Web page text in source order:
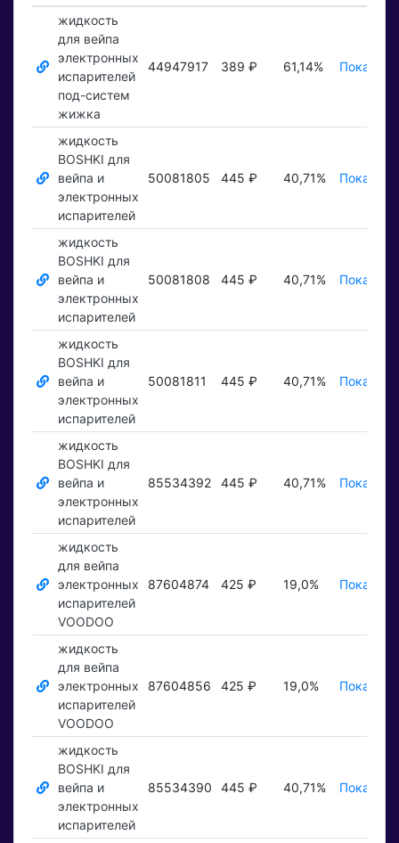
жидкость
для вейпа
электронных
испарителей
под-систем
жижка
44947917 389 ₽ 61,14%
жидкость
BOSHKI для
вейпа и
электронных
испарителей
50081805 445 ₽ 40,71%
жидкость
BOSHKI для
вейпа и
электронных
испарителей
50081808 445 ₽ 40,71%
жидкость
BOSHKI для
вейпа и
электронных
испарителей
50081811 445 ₽ 40,71%
жидкость
BOSHKI для
вейпа и
электронных
испарителей
85534392 445 ₽ 40,71%
жидкость
для вейпа
электронных
испарителей
VOODOO
87604874 425 ₽ 19,0%
жидкость
для вейпа
электронных
испарителей
VOODOO
87604856 425 ₽ 19,0%
жидкость
BOSHKI для
вейпа и
электронных
испарителей
85534390 445 ₽ 40,71%